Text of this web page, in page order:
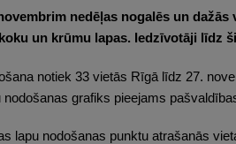
nedēļas nogalēs un
un krūmu lapas. Iedzīvotāji līdz
notiek 33 vietās Rīgā līdz 27.
nodošanas grafiks pieejams
lapu nodošanas punktu atrašanās